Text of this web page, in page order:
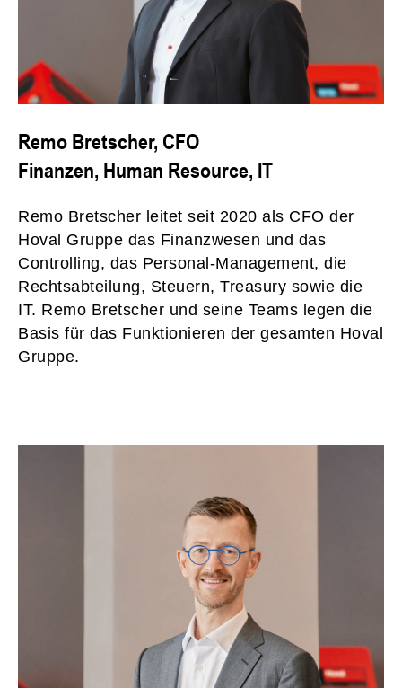
Remo Bretscher, CFO
Finanzen, Human Resource, IT
Remo Bretscher leitet seit 2020 als CFO der
Hoval Gruppe das Finanzwesen und das
Controlling, das Personal-Management, die
Rechtsabteilung, Steuern, Treasury sowie die
IT. Remo Bretscher und seine Teams legen die
Basis für das Funktionieren der gesamten Hoval
Gruppe.